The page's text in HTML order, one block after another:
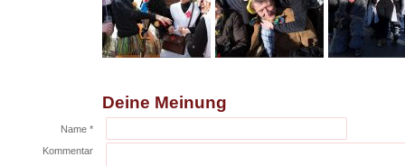
Deine Meinung
Name *
Kommentar